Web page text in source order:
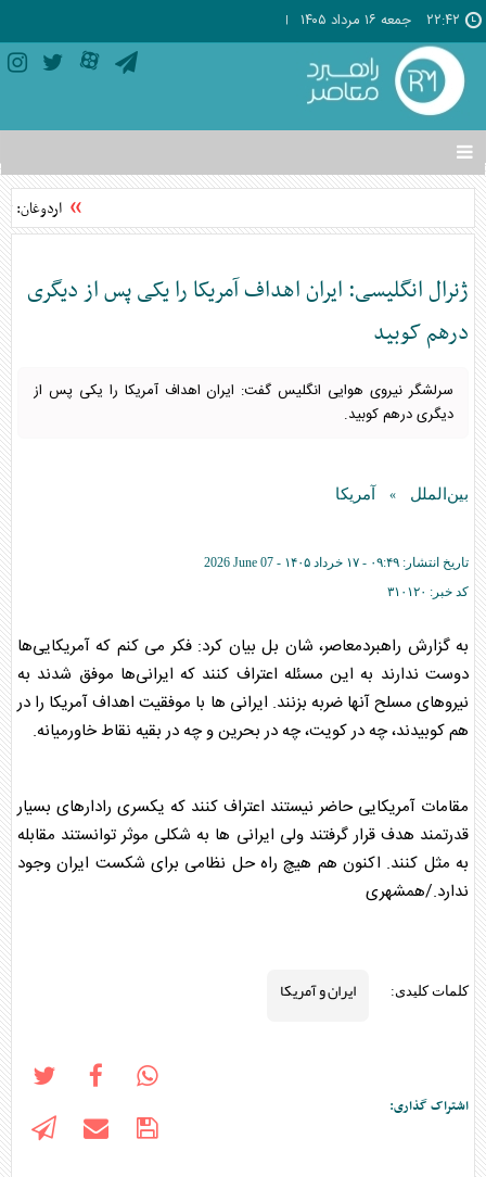
۲۲:۴۲ جمعه ۱۶ مرداد ۱۴۰۵
تغییر
وضعیت
منوی
ها
اردوغان:
ژنرال انگلیسی: ایران اهداف آمریکا را یکی پس از دیگری
درهم کوبید
سرلشگر نیروی هوایی انگلیس گفت: ایران اهداف آمریکا را یکی پس از
دیگری درهم کوبید.
بین‌الملل » آمریکا
تاریخ انتشار: ۰۹:۴۹ - ۱۷ خرداد ۱۴۰۵ -
2026 June 07
کد خبر: ۳۱۰۱۲۰
به گزارش راهبردمعاصر، شان‌ بل بیان کرد: فکر می کنم که آمریکایی‌ها
دوست ندارند به این مسئله اعتراف کنند که ایرانی‌ها موفق شدند به
نیروهای مسلح آنها ضربه بزنند. ایرانی ها با موفقیت اهداف آمریکا را در
هم کوبیدند، چه در کویت، چه در بحرین و چه در بقیه نقاط خاورمیانه.
مقامات آمریکایی حاضر نیستند اعتراف کنند که یکسری رادارهای بسیار
قدرتمند هدف قرار گرفتند ولی ایرانی ها به شکلی موثر توانستند مقابله
به مثل کنند. اکنون هم هیچ راه حل نظامی برای شکست ایران وجود
ندارد./همشهری
کلمات کلیدی: ایران و آمریکا
اشتراک گذاری: